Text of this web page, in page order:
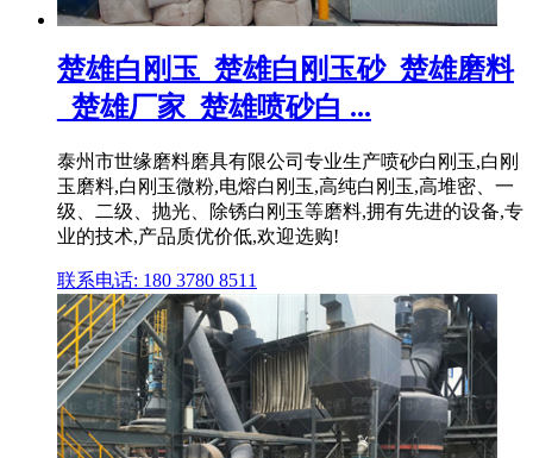
楚雄白刚玉_楚雄白刚玉砂_楚雄磨料
_楚雄厂家_楚雄喷砂白 ...
泰州市世缘磨料磨具有限公司专业生产喷砂白刚玉,白刚
玉磨料,白刚玉微粉,电熔白刚玉,高纯白刚玉,高堆密、一
级、二级、抛光、除锈白刚玉等磨料,拥有先进的设备,专
业的技术,产品质优价低,欢迎选购!
联系电话: 180 3780 8511